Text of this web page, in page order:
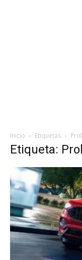
Inicio Etiquetas
Etiqueta: